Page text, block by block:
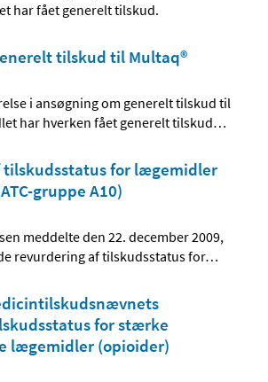
har fået generelt tilskud.
tilskud til Multaq®
i ansøgning om generelt tilskud til
har hverken fået generelt tilskud…
tilskudsstatus for lægemidler
gruppe A10)
meddelte den 22. december 2009,
revurdering af tilskudsstatus for…
for stærke
lægemidler (opioider)